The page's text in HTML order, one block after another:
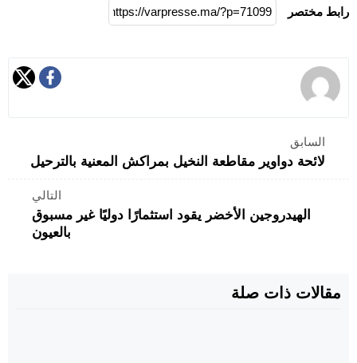
رابط مختصر
السابق
لائحة دواوير مقاطعة النخيل بمراكش المعنية بالترحيل
التالي
الهيدروجين الأخضر يقود استثمارًا دوليًا غير مسبوق
بالعيون
مقالات ذات صلة